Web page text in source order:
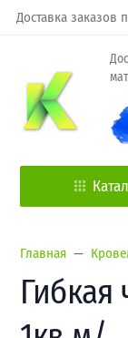
Доставка заказов
Главная